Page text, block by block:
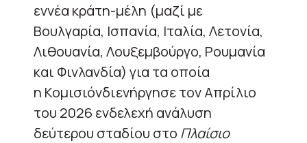
εννέα κράτη-μέλη (μαζί με
Βουλγαρία, Ισπανία, Ιταλία, Λετονία,
Λιθουανία, Λουξεμβούργο, Ρουμανία
και Φινλανδία) για τα οποία
η Κομισιόνδιενήργησε τον Απρίλιο
του 2026 ενδελεχή ανάλυση
δεύτερου σταδίου στο Πλαίσιο